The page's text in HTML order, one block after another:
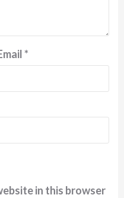
*
in this browser